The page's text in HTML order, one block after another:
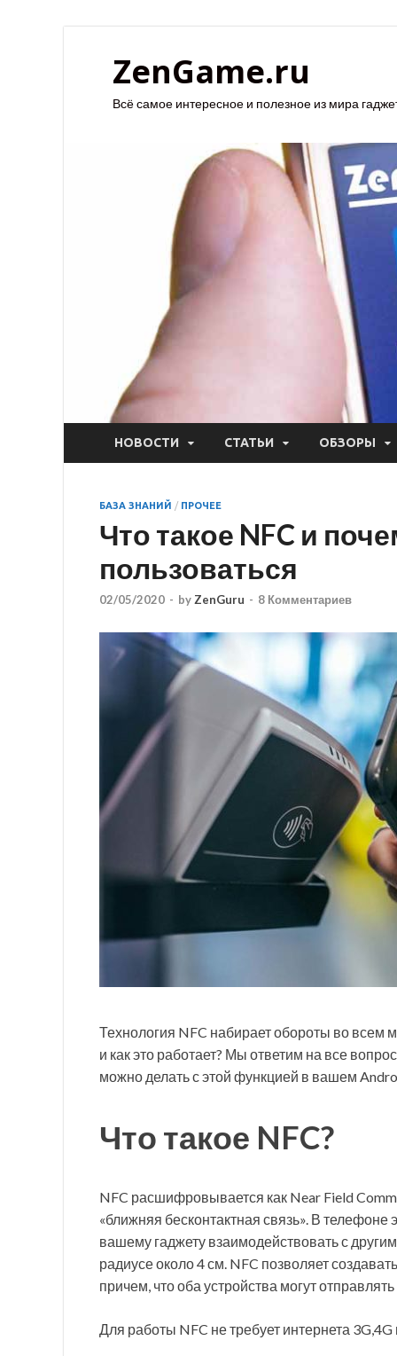
ZenGame.ru
Всё самое интересное и полезное из мира
НОВОСТИ СТАТЬИ ОБЗОРЫ
БАЗА ЗНАНИЙ / ПРОЧЕЕ
Что такое NFC и
пользоваться
02/05/2020 - by ZenGuru - 8 Комментариев
Технология NFC набирает обороты во всем
и как это работает? Мы ответим на все
можно делать с этой функцией в вашем
Что такое NFC?
NFC расшифровывается как Near Field
«ближняя бесконтактная связь». В
вашему гаджету взаимодействовать с
радиусе около 4 см. NFC позволяет
причем, что оба устройства могут
Для работы NFC не требует интернета